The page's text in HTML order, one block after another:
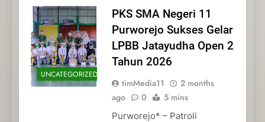
UNCATEGORIZED
PKS SMA Negeri 11
Purworejo Sukses Gelar
LPBB Jatayudha Open 2
Tahun 2026
timMedia11
2 months
ago
0 5 mins
Purworejo* – Patroli